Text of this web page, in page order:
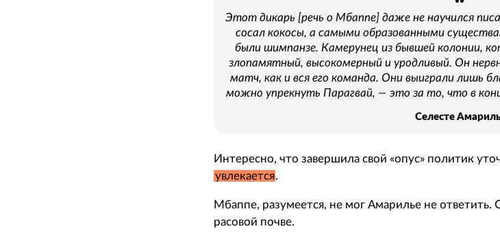
Этот дикарь [речь о Мбаппе] даже не научился
сосал кокосы, а самыми образованными
были шимпанзе. Камерунец из бывшей колонии,
злопамятный, высокомерный и уродливый. Он
матч, как и вся его команда. Они выиграли лишь
можно упрекнуть Парагвай, — это за то, что в
Селесте
Интересно, что завершила свой «опус» политик
увлекается.
Мбаппе, разумеется, не мог Амарилье не
расовой почве.